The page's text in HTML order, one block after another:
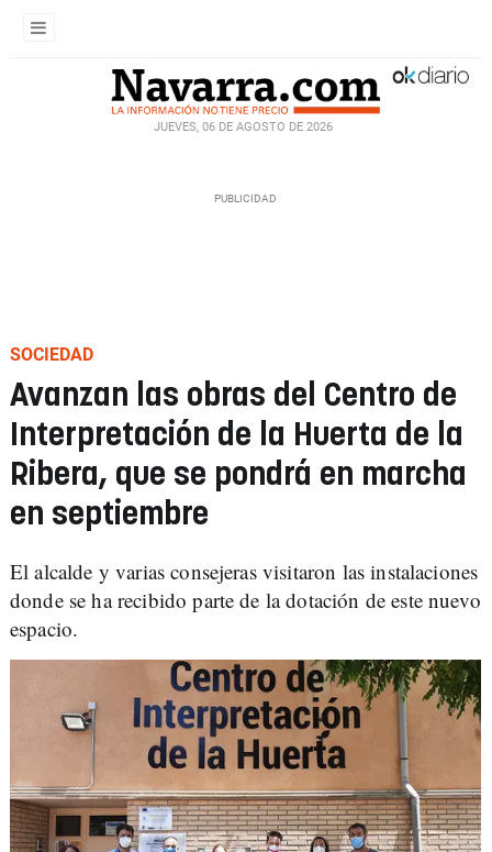
JUEVES, 06 DE AGOSTO DE 2026
SOCIEDAD
Avanzan las obras del Centro de
Interpretación de la Huerta de la
Ribera, que se pondrá en marcha
en septiembre
El alcalde y varias consejeras visitaron las instalaciones
donde se ha recibido parte de la dotación de este nuevo
espacio.